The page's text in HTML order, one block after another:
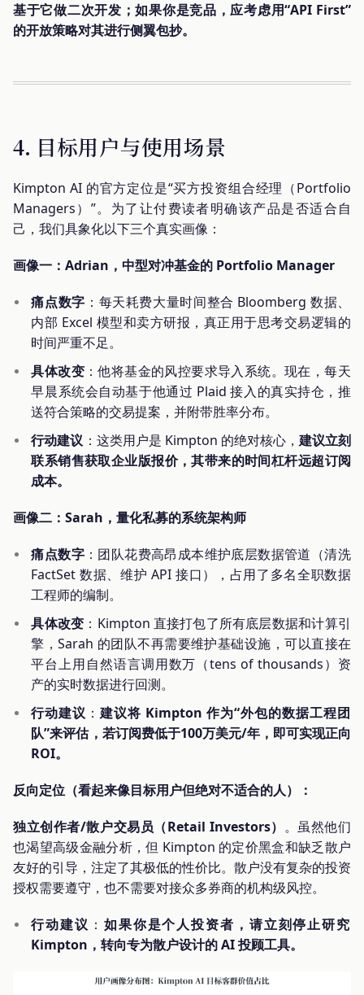
基于它做二次开发；如果你是竞品，应考虑用“API First”
的开放策略对其进行侧翼包抄。
4. 目标用户与使用场景
Kimpton AI 的官方定位是“买方投资组合经理（Portfolio
Managers）”。为了让付费读者明确该产品是否适合自
己，我们具象化以下三个真实画像：
画像一：Adrian，中型对冲基金的 Portfolio Manager
痛点数字 ：每天耗费大量时间整合 Bloomberg 数据、
内部 Excel 模型和卖方研报，真正用于思考交易逻辑的
时间严重不足。
具体改变 ：他将基金的风控要求导入系统。现在，每天
早晨系统会自动基于他通过 Plaid 接入的真实持仓，推
送符合策略的交易提案，并附带胜率分布。
行动建议 ：这类用户是 Kimpton 的绝对核心， 建议立刻
联系销售获取企业版报价，其带来的时间杠杆远超订阅
成本。
画像二：Sarah，量化私募的系统架构师
痛点数字 ：团队花费高昂成本维护底层数据管道（清洗
FactSet 数据、维护 API 接口），占用了多名全职数据
工程师的编制。
具体改变 ：Kimpton 直接打包了所有底层数据和计算引
擎，Sarah 的团队不再需要维护基础设施，可以直接在
平台上用自然语言调用数万（tens of thousands）资
产的实时数据进行回测。
行动建议 ：建议将 Kimpton 作为“外包的数据工程团
队”来评估，若订阅费低于100万美元/年，即可实现正向
ROI。
反向定位（看起来像目标用户但绝对不适合的人）：
独立创作者/散户交易员（Retail Investors） 。虽然他们
也渴望高级金融分析，但 Kimpton 的定价黑盒和缺乏散户
友好的引导，注定了其极低的性价比。散户没有复杂的投资
授权需要遵守，也不需要对接众多券商的机构级风控。
行动建议 ： 如果你是个人投资者，请立刻停止研究
Kimpton，转向专为散户设计的 AI 投顾工具。